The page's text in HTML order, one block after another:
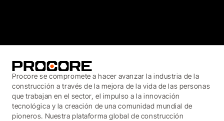
Procore se compromete a hacer avanzar la industria de la
construcción a través de la mejora de la vida de las personas
que trabajan en el sector, el impulso a la innovación
tecnológica y la creación de una comunidad mundial de
pioneros. Nuestra plataforma global de construcción